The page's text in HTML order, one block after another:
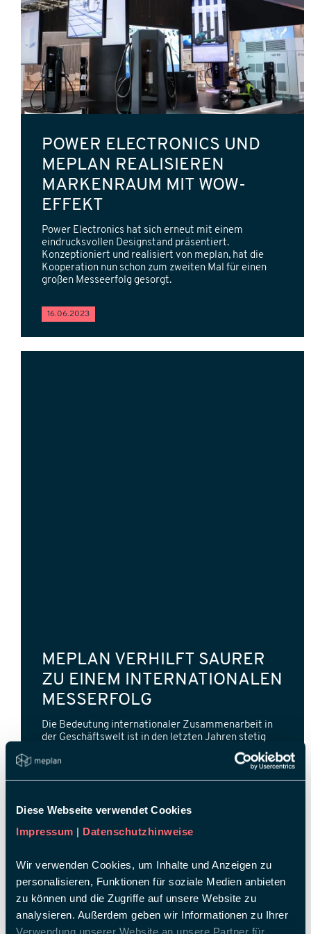
Diese Webseite verwendet Cookies
Impressum | Datenschutzhinweise
Wir verwenden Cookies, um Inhalte und Anzeigen zu
personalisieren, Funktionen für soziale Medien anbieten
zu können und die Zugriffe auf unsere Website zu
analysieren. Außerdem geben wir Informationen zu Ihrer
Verwendung unserer Website an unsere Partner für
POWER ELECTRONICS UND
MEPLAN REALISIEREN
MARKENRAUM MIT WOW-
EFFEKT
Power Electronics hat sich erneut mit einem
eindrucksvollen Designstand präsentiert.
Konzeptioniert und realisiert von meplan, hat die
Kooperation nun schon zum zweiten Mal für einen
großen Messeerfolg gesorgt.
16.06.2023
MEPLAN VERHILFT SAURER
ZU EINEM INTERNATIONALEN
MESSERFOLG
Die Bedeutung internationaler Zusammenarbeit in
der Geschäftswelt ist in den letzten Jahren stetig
gewachsen. Unternehmen erkennen zunehmend den
Wert von globalen Märkten und suchen nach
13.06.2023